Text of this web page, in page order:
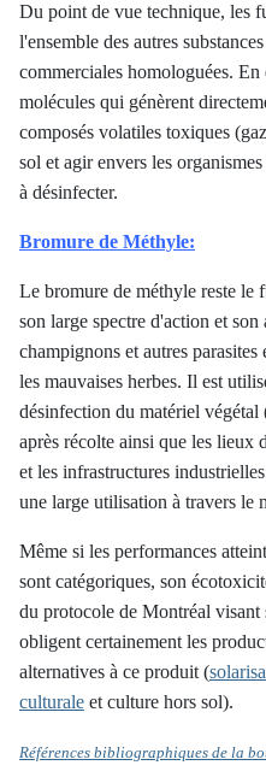
Du point de vue technique, les
l'ensemble des autres
commerciales homologuées.
molécules qui génèrent
composés volatiles toxiques
sol et agir envers les
à désinfecter.
Bromure de Méthyle:
Le bromure de méthyle reste le
son large spectre d'action et
champignons et autres
les mauvaises herbes. Il est
désinfection du matériel végétal
après récolte ainsi que les lieux
et les infrastructures
une large utilisation à travers le
Même si les performances
sont catégoriques, son
du protocole de Montréal
obligent certainement les
alternatives à ce produit (
culturale et culture hors sol).
Références bibliographiques de la